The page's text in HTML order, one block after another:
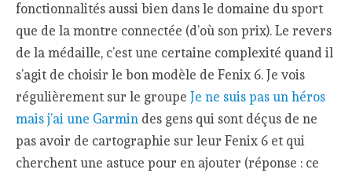
fonctionnalités aussi bien dans le domaine du sport
que de la montre connectée (d’où son prix). Le revers
de la médaille, c’est une certaine complexité quand il
s’agit de choisir le bon modèle de Fenix 6. Je vois
régulièrement sur le groupeJe ne suis pas un héros
mais j’ai une Garmin des gens qui sont déçus de ne
pas avoir de cartographie sur leur Fenix 6 et qui
cherchent une astuce pour en ajouter (réponse : ce